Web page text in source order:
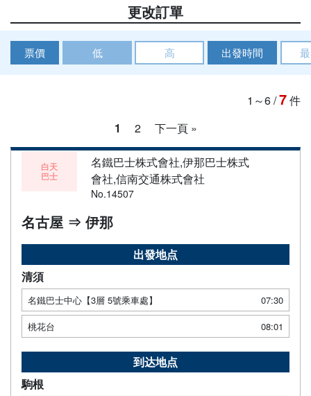
更改訂單
票價 低 高 出發時間
1～6/7件
1
2 下一頁 »
白天
巴士
名鐵巴士株式會社,伊那巴士株式
會社,信南交通株式會社
No.14507
名古屋 ⇒ 伊那
出發地点
清須
名鐵巴士中心【3層 5號乘車處】
07:30
桃花台
08:01
到达地点
駒根